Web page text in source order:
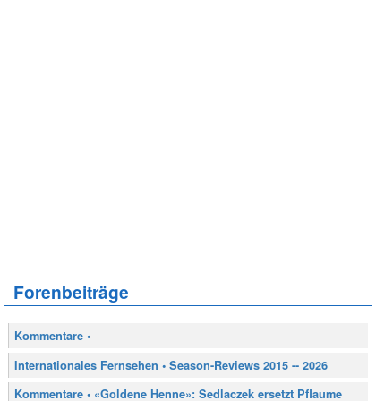
Forenbeiträge
Kommentare •
Internationales Fernsehen • Season-Reviews 2015 -- 2026
Kommentare • «Goldene Henne»: Sedlaczek ersetzt Pflaume